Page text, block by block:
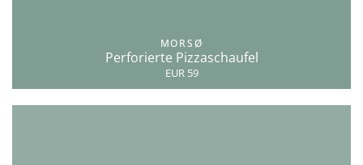
MORSØ
Perforierte Pizzaschaufel
EUR 59